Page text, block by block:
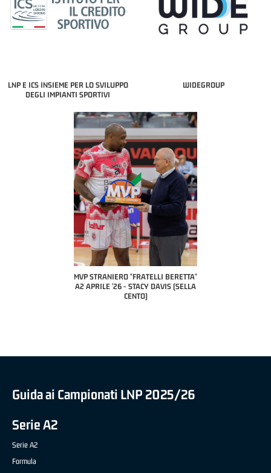
LNP E ICS INSIEME PER LO SVILUPPO
DEGLI IMPIANTI SPORTIVI
WIDEGROUP
"FRATELLI BERETTA"
- STACY DAVIS (SELLA
MVP "FRATELLI BERETTA" SAMUEL
DILAS B NAZIONALE APRILE '26 -
MARCO RESTELLI (TAV TREVIGLIO
Guida ai Campionati LNP 2025/26
Serie A2
Serie A2
Formula